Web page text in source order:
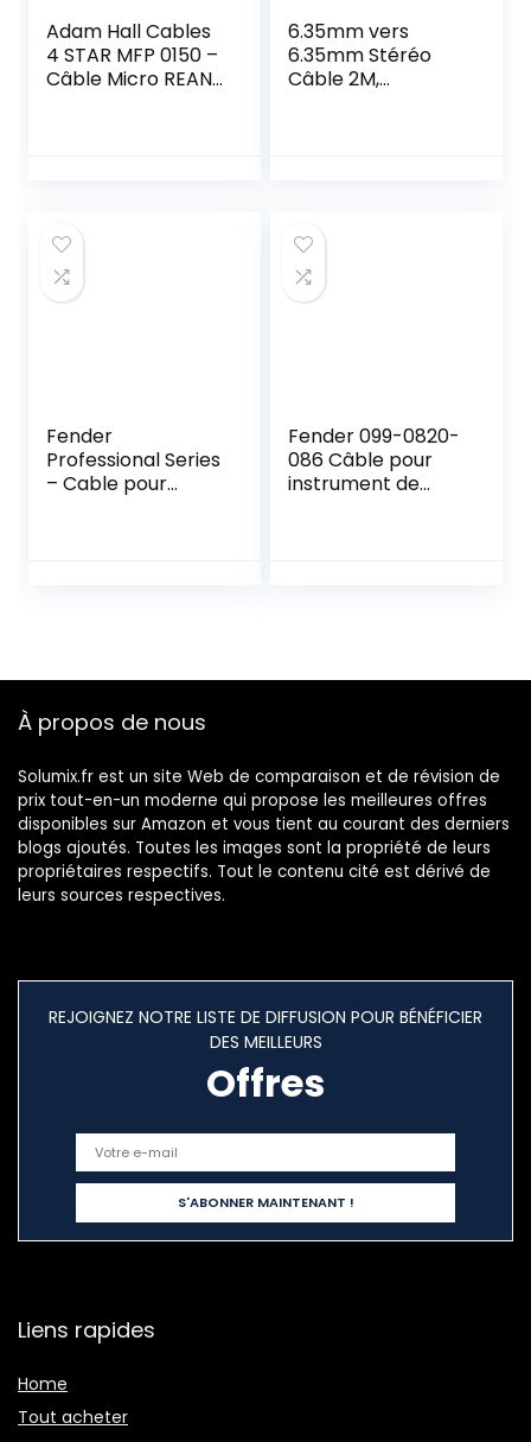
Adam Hall Cables
4 STAR MFP 0150 –
Câble Micro REAN
6.35mm vers
6.35mm Stéréo
Câble 2M,
ur,Table de Mixage
Fender
Professional Series
– Cable pour
Fender 099-0820-
086 Câble pour
instrument de
À propos de nous
Solumix.fr est un site Web de comparaison et de révision de
prix tout-en-un moderne qui propose les meilleures offres
disponibles sur Amazon et vous tient au courant des derniers
blogs ajoutés. Toutes les images sont la propriété de leurs
propriétaires respectifs. Tout le contenu cité est dérivé de
leurs sources respectives.
REJOIGNEZ NOTRE LISTE DE DIFFUSION POUR BÉNÉFICIER
DES MEILLEURS
Offres
Liens rapides
Home
Tout acheter